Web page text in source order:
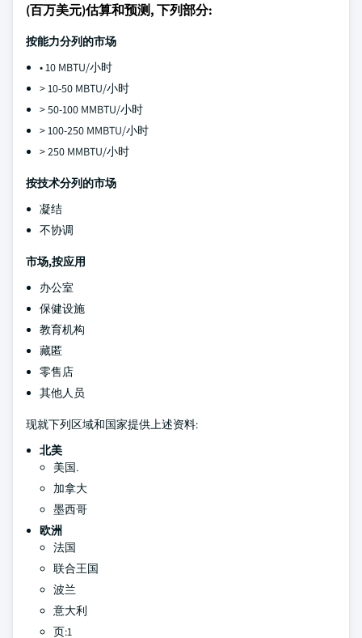
(百万美元)估算和预测, 下列部分:
按能力分列的市场
• 10 MBTU/小时
> 10-50 MBTU/小时
> 50-100 MMBTU/小时
> 100-250 MMBTU/小时
> 250 MMBTU/小时
按技术分列的市场
凝结
不协调
市场,按应用
办公室
保健设施
教育机构
藏匿
零售店
其他人员
现就下列区域和国家提供上述资料:
北美
美国.
加拿大
墨西哥
欧洲
法国
联合王国
波兰
意大利
页:1